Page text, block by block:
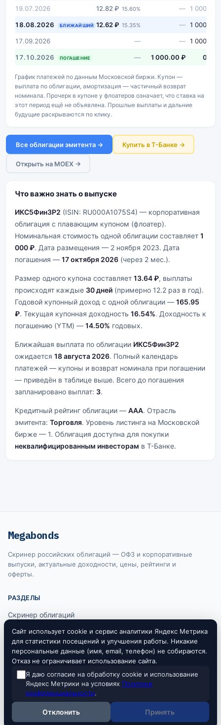
19.07.2026 12.82 ₽ 15.60% — 1 000 ₽
18.08.2026 БЛИЖАЙШИЙ 12.62 ₽ 15.35% — 1 000 ₽
17.09.2026 — — 1 000 ₽
17.10.2026 ПОГАШЕНИЕ — 1 000.00 ₽ 0 ₽
График платежей по данным Московской биржи. Купон —
выплата по облигации, амортизация — частичный возврат
номинала. Прочерк в купоне у флоатеров означает, что ставка на
этот период ещё не объявлена. Прошлые выплаты и дальние
будущие раскрываются по клику.
Все облигации эмитента → Купить в Т-Банке →
Открыть на MOEX →
Что важно знать о выпуске
ИКС5Фин3P2 (ISIN: RU000A1075S4) — корпоративная
облигация с плавающим купоном (флоатер).
Номинальная стоимость одной облигации составляет 1
000 ₽. Дата размещения — 2 ноября 2023. Дата
погашения — 17 октября 2026 (через 2 мес.).
Размер одного купона составляет 13.64 ₽, выплаты
происходят каждые 30 дней (примерно 12.2 раз в год).
Годовой купонный доход с одной облигации — 165.95
₽. Текущая купонная доходность 16.54%. Доходность к
погашению (YTM) — 14.50% годовых.
Ближайшая выплата по облигации ИКС5Фин3P2
ожидается 18 августа 2026. Полный календарь
платежей — купоны и возврат номинала при погашении
— приведён в таблице выше. Всего до погашения
запланировано выплат: 3.
Кредитный рейтинг облигации — AAA. Отрасль
эмитента: Торговля. Уровень листинга на Московской
бирже — 1. Облигация доступна для покупки
неквалифицированным инвесторам в Т-Банке.
Megabonds
Скринер российских облигаций — ОФЗ и корпоративные
выпуски, актуальные доходности, цены, рейтинги и
оферты.
РАЗДЕЛЫ
Скринер облигаций
Ключевая ставка ЦБ
RUONIA
Информация на сайте не является индивидуальной инвестиционной
рекомендацией. Все данные предоставляются исключительно в
ознакомительных целях. Источники данных: Московская биржа, Банк
© 2026 Megabonds
Сайт использует cookie и сервис аналитики Яндекс Метрика
для статистики посещений и улучшения работы. Никакие
персональные данные (имя, email, телефон) не собираются.
Отказ не ограничивает использование сайта.
Я даю согласие на обработку cookie и использование
Яндекс Метрики на условиях Политики
конфиденциальности.
Отклонить Принять